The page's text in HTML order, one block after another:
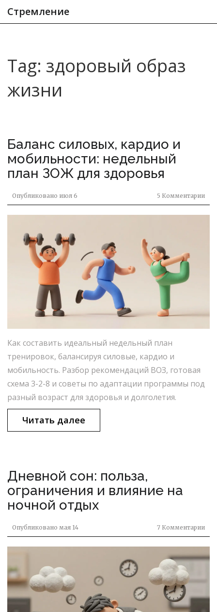
Стремление
Tag: здоровый образ
жизни
Баланс силовых, кардио и
мобильности: недельный
план ЗОЖ для здоровья
Опубликовано июл 6 5 Комментарии
Как составить идеальный недельный план
тренировок, балансируя силовые, кардио и
мобильность. Разбор рекомендаций ВОЗ, готовая
схема 3-2-8 и советы по адаптации программы под
разный возраст для здоровья и долголетия.
Читать далее
Дневной сон: польза,
ограничения и влияние на
ночной отдых
Опубликовано мая 14 7 Комментарии